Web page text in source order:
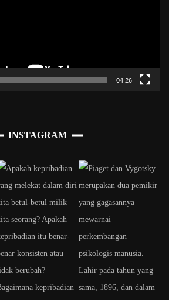
04:26
INSTAGRAM